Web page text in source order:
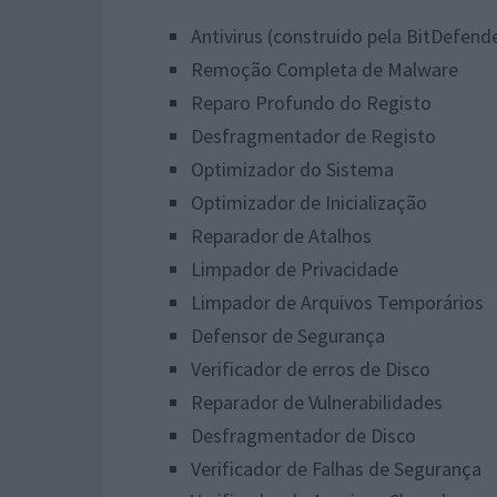
Antivirus (construido pela
Remoção Completa de Malware
Reparo Profundo do Registo
Desfragmentador de Registo
Optimizador do Sistema
Optimizador de Inicialização
Reparador de Atalhos
Limpador de Privacidade
Limpador de Arquivos Temporários
Defensor de Segurança
Verificador de erros de Disco
Reparador de Vulnerabilidades
Desfragmentador de Disco
Verificador de Falhas de Segurança